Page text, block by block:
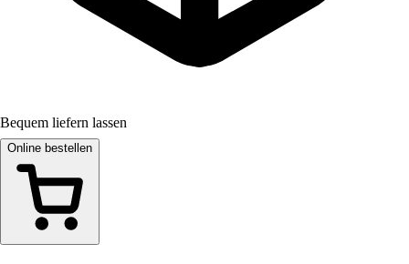
Bequem liefern lassen
Online bestellen